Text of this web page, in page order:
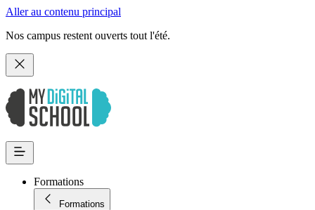
Aller au contenu principal
Nos campus restent ouverts tout l'été.
Formations
Formations